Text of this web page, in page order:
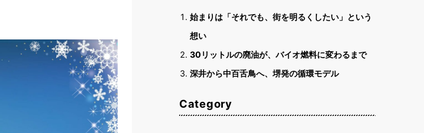
始まりは「それでも、街を明るくしたい」という
想い
30リットルの廃油が、バイオ燃料に変わるまで
深井から中百舌鳥へ、堺発の循環モデル
Category